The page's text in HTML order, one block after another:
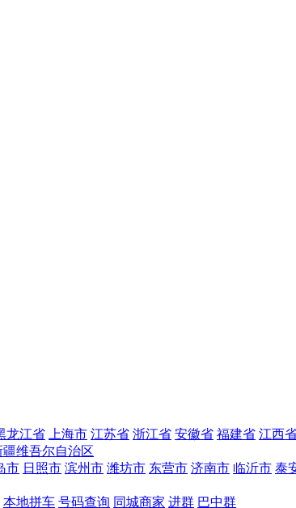
龙江省 上海市 江苏省 浙江省 安徽省 福建省 江西
疆维吾尔自治区
市 日照市 滨州市 潍坊市 东营市 济南市 临沂市 泰
本地拼车 号码查询 同城商家 进群 巴中群